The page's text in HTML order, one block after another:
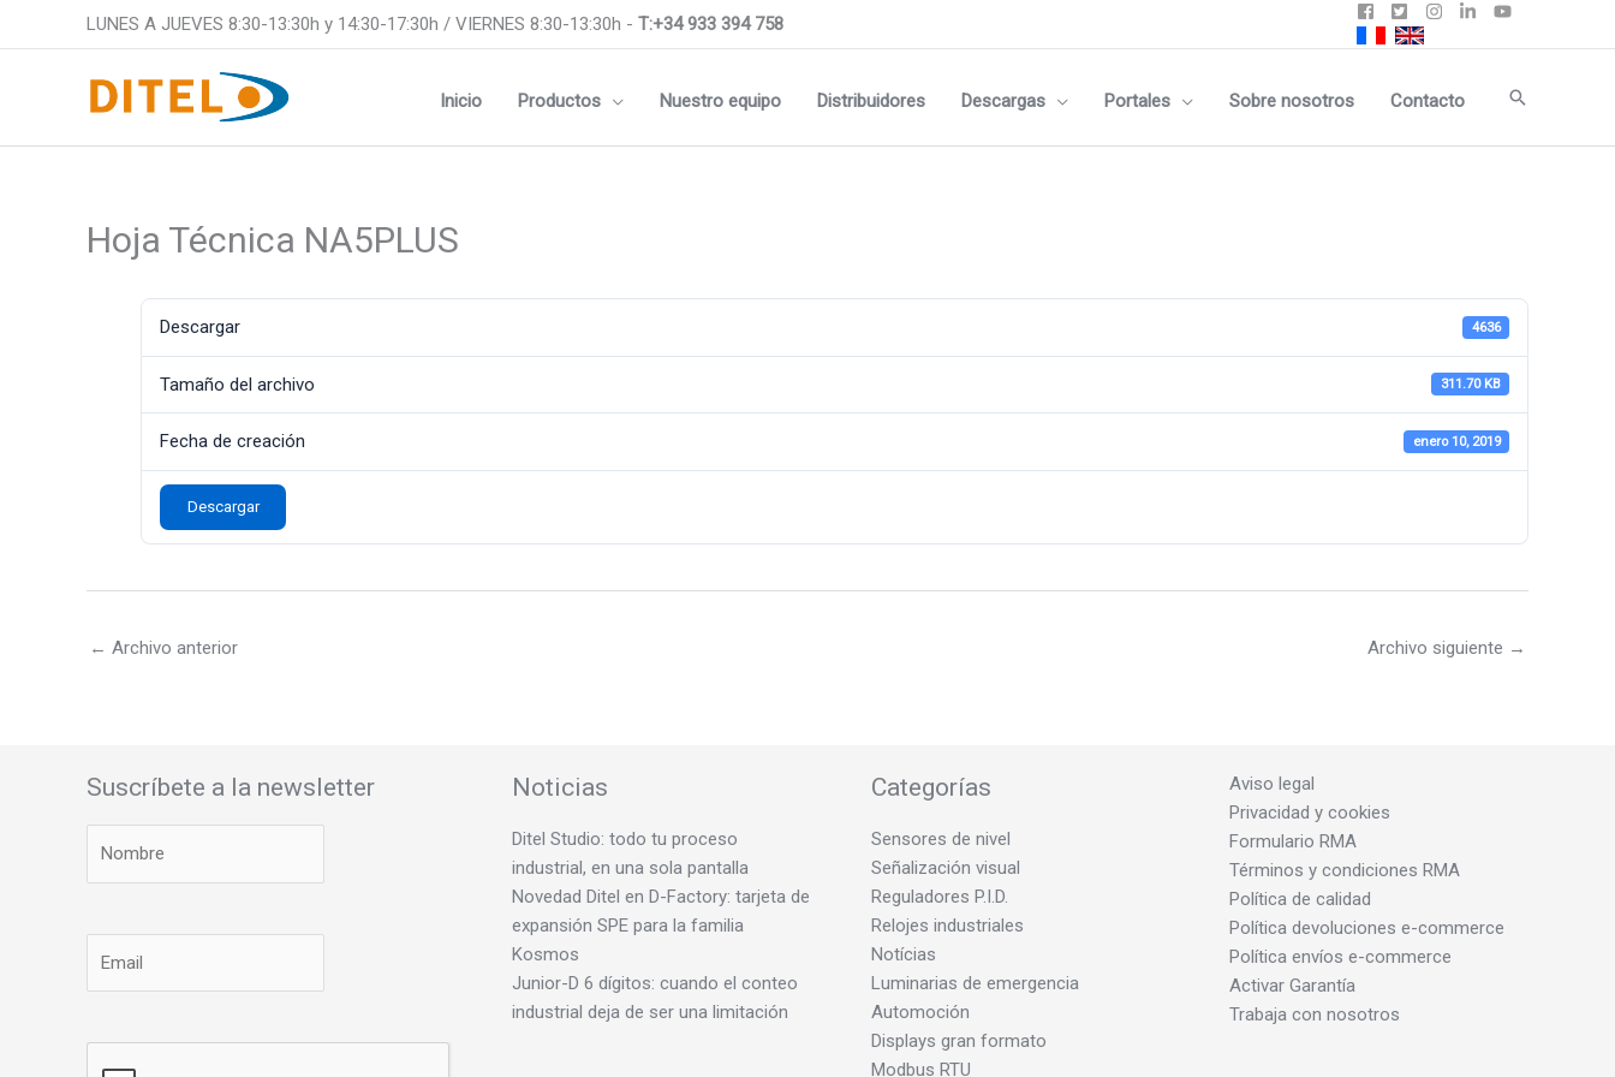
LUNES A JUEVES 8:30-13:30h y 14:30-17:30h / VIERNES 8:30-13:30h - T:+34 933 394 758
Inicio Productos Nuestro equipo Distribuidores Descargas Portales Sobre nosotros Contacto Buscar
Hoja Técnica NA5PLUS
Descargar 4636
Tamaño del archivo 311.70 KB
Fecha de creación enero 10, 2019
Descargar
← Archivo anterior Archivo siguiente →
Suscríbete a la newsletter Noticias
Ditel Studio: todo tu proceso
industrial, en una sola pantalla
Novedad Ditel en D-Factory: tarjeta de
expansión SPE para la familia
Kosmos
Junior-D 6 dígitos: cuando el conteo
industrial deja de ser una limitación
Categorías
Sensores de nivel
Señalización visual
Reguladores P.I.D.
Relojes industriales
Notícias
Luminarias de emergencia
Automoción
Displays gran formato
Modbus RTU
Aviso legal
Privacidad y cookies
Formulario RMA
Términos y condiciones RMA
Política de calidad
Política devoluciones e-commerce
Política envíos e-commerce
Activar Garantía
Trabaja con nosotros